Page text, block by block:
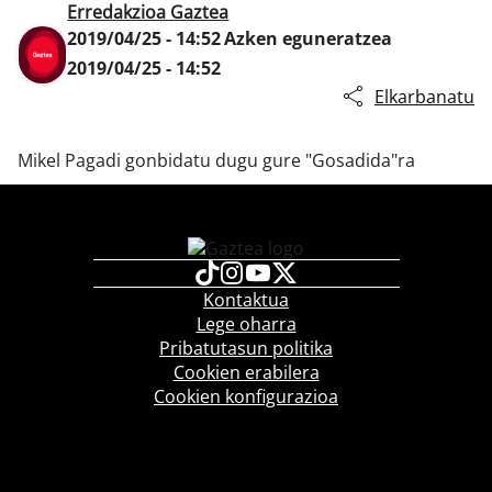
Erredakzioa Gaztea
2019/04/25 - 14:52Azken eguneratzea
2019/04/25 - 14:52
Elkarbanatu
Mikel Pagadi gonbidatu dugu gure "Gosadida"ra
Kontaktua
Lege oharra
Pribatutasun politika
Cookien erabilera
Cookien konfigurazioa